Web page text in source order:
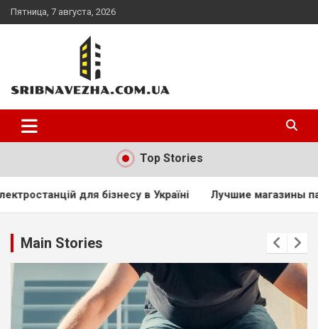
Skip
to
Пятница, 7 августа, 2026
sribnavezha.com.ua
Top Stories
в Україні Лучшие магазины паяльных станций:
Main Stories